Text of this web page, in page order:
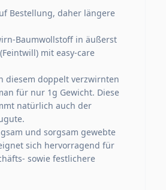
Bestellung, daher längere
Baumwollstoff in äußerst
mit easy-care
diesem doppelt verzwirnten
für nur 1g Gewicht. Diese
natürlich auch der
und sorgsam gewebte
sich hervorragend für
sowie festlichere